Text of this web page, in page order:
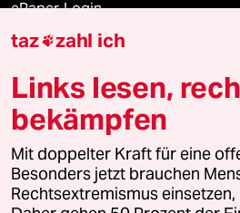
ePaper Login
Downloads für Abonnierende
© 2026 taz Verlags und Vertriebs
Alle Rechte vorbehalten. Bei rechtlichen
wenden Sie sich bitte an
lizenzen@taz.de
taz zahl ich
Links lesen,
bekämpfen
Mit doppelter Kraft für eine
Besonders jetzt brauchen
Rechtsextremismus